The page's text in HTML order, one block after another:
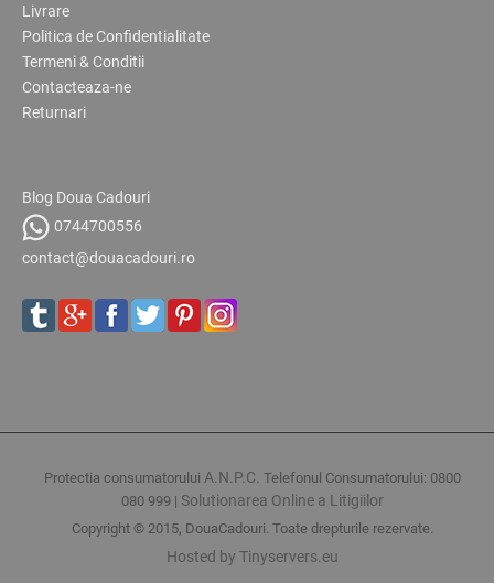
Livrare
Politica de Confidentialitate
Termeni & Conditii
Contacteaza-ne
Returnari
Blog Doua Cadouri
0744700556
contact@douacadouri.ro
Protectia consumatorului A.N.P.C. Telefonul Consumatorului: 0800
080 999 | Solutionarea Online a Litigiilor
Copyright © 2015, DouaCadouri. Toate drepturile rezervate.
Hosted by Tinyservers.eu